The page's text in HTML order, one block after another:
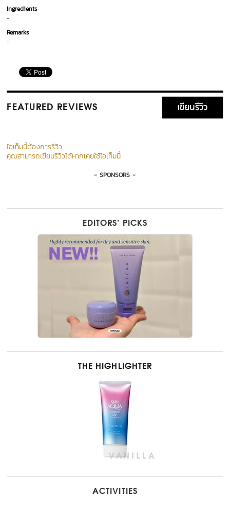
Ingredients
-
Remarks
-
FEATURED REVIEWS เขียนรีวิว
ไอเท็มนี้ต้องการรีวิว
คุณสามารถเขียนรีวิวได้หากเคยใช้ไอเท็มนี้
- SPONSORS -
EDITORS’ PICKS
THE HIGHLIGHTER
ACTIVITIES